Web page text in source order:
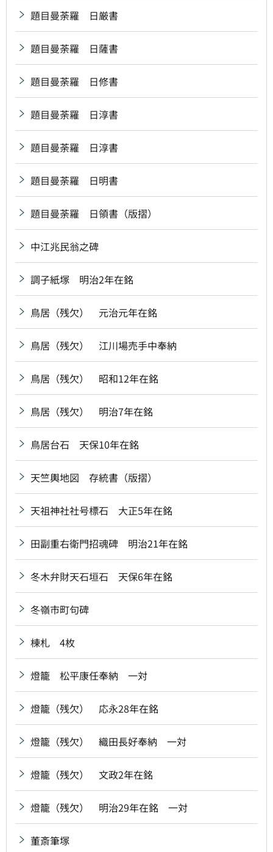
題目曼荼羅 日厳書
題目曼荼羅 日薩書
題目曼荼羅 日修書
題目曼荼羅 日淳書
題目曼荼羅 日淳書
題目曼荼羅 日明書
題目曼荼羅 日領書（版摺）
中江兆民翁之碑
調子紙塚 明治2年在銘
鳥居（残欠） 元治元年在銘
鳥居（残欠） 江川場売手中奉納
鳥居（残欠） 昭和12年在銘
鳥居（残欠） 明治7年在銘
鳥居台石 天保10年在銘
天竺輿地図 存統書（版摺）
天祖神社社号標石 大正5年在銘
田副重右衛門招魂碑 明治21年在銘
冬木弁財天石垣石 天保6年在銘
冬嶺市町句碑
棟札 4枚
燈籠 松平康任奉納 一対
燈籠（残欠） 応永28年在銘
燈籠（残欠） 織田長好奉納 一対
燈籠（残欠） 文政2年在銘
燈籠（残欠） 明治29年在銘 一対
董斎筆塚